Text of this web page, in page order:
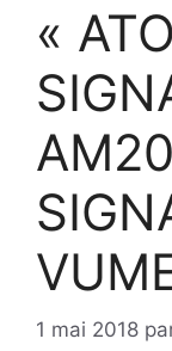
«
1 mai 2018